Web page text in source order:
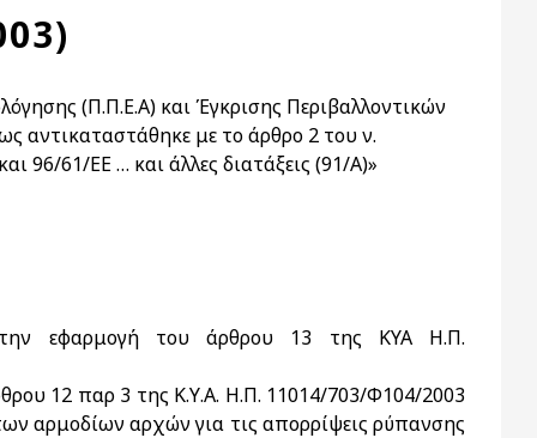
(Π.Π.Ε.Α) και Έγκρισης Περιβαλλοντικών
αντικαταστάθηκε με το άρθρο 2 του ν.
96/61/ΕΕ … και άλλες διατάξεις (91/Α)»
την εφαρμογή του άρθρου 13 της ΚΥΑ Η.Π.
12 παρ 3 της Κ.Υ.Α. Η.Π. 11014/703/Φ104/2003
αρμοδίων αρχών για τις απορρίψεις ρύπανσης